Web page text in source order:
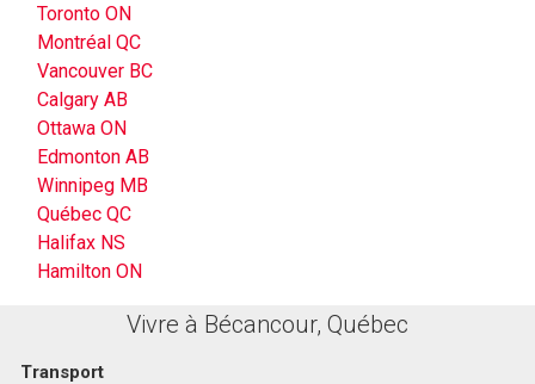
Toronto ON
Montréal QC
Vancouver BC
Calgary AB
Ottawa ON
Edmonton AB
Winnipeg MB
Québec QC
Halifax NS
Hamilton ON
Vivre à Bécancour, Québec
Transport